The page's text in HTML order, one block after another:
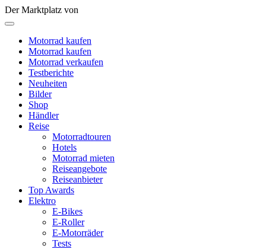
Der Marktplatz von
Motorrad kaufen
Motorrad kaufen
Motorrad verkaufen
Testberichte
Neuheiten
Bilder
Shop
Händler
Reise
Motorradtouren
Hotels
Motorrad mieten
Reiseangebote
Reiseanbieter
Top Awards
Elektro
E-Bikes
E-Roller
E-Motorräder
Tests